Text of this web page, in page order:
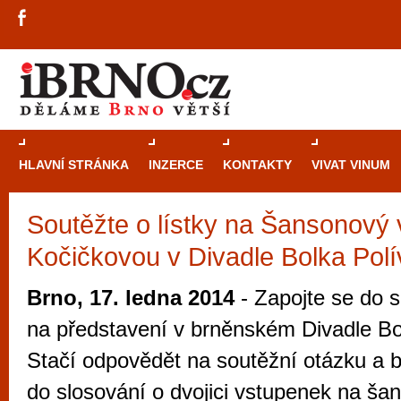
HLAVNÍ STRÁNKA INZERCE KONTAKTY VIVAT VINUM
Soutěžte o lístky na Šansonový
Kočičkovou v Divadle Bolka
Brno, 17. ledna 2014- Zapojte se do
na představení v brněnském Divadle
Stačí odpovědět na soutěžní otázku a
do slosování o dvojici vstupenek na
Průvodce
Brně: Od
Brno je
zajímavé
restaurace,
Mimo jiné je ale také místem, kde si